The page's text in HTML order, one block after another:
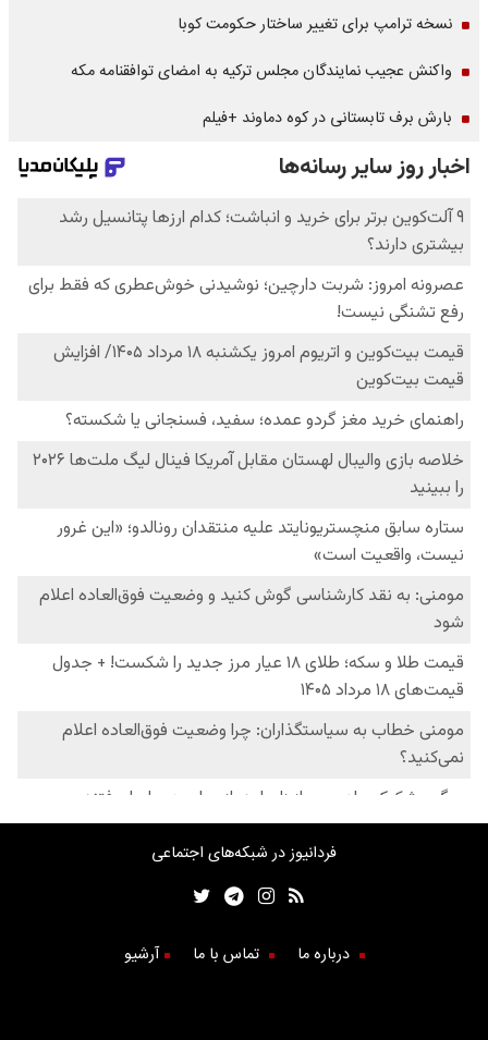
نسخه ترامپ برای تغییر ساختار حکومت کوبا
واکنش عجیب نمایندگان مجلس ترکیه به امضای توافقنامه مکه
بارش برف تابستانی در کوه دماوند +فیلم
فردانیوز در شبکه‌های اجتماعی
درباره ما تماس با ما آرشیو